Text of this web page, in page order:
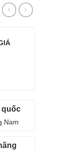
quốc
Nam